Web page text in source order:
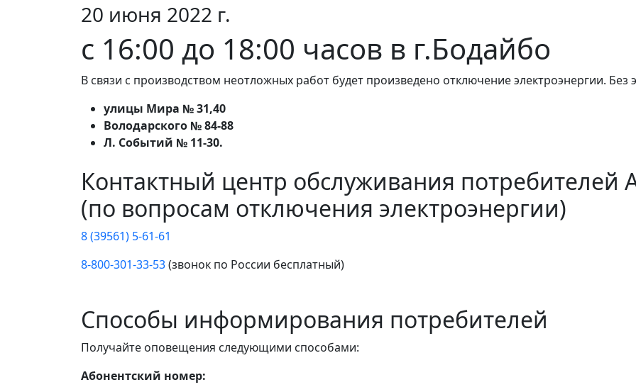
20 июня 2022 г.
с 16:00 до 18:00 часов в г.Бодайбо
В связи с производством неотложных работ будет произведено отключение электроэнергии. Без
улицы Мира № 31,40
Володарского № 84-88
Л. Событий № 11-30.
Контактный центр обслуживания потребителей
(по вопросам отключения электроэнергии)
8 (39561) 5-61-61
8-800-301-33-53(звонок по России бесплатный)
Способы информирования потребителей
Получайте оповещения следующими способами:
Абонентский номер: